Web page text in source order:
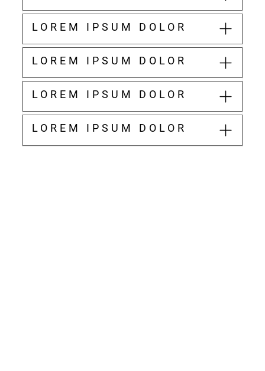
LOREM IPSUM DOLOR
LOREM IPSUM DOLOR
LOREM IPSUM DOLOR
LOREM IPSUM DOLOR